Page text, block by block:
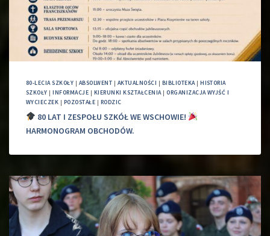
80-LECIA SZKOŁY | ABSOLWENT | AKTUALNOŚCI | BIBLIOTEKA|HISTORIA
SZKOŁY |INFORMACJE | KIERUNKI KSZTAŁCENIA|ORGANIZACJA WYJŚĆ I
WYCIECZEK | POZOSTAŁE | RODZIC
80 LAT I ZESPOŁU SZKÓŁ WE WSCHOWIE!
HARMONOGRAM OBCHODÓW.